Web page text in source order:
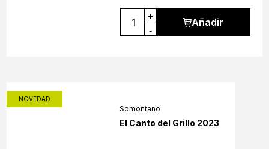
+
-
Añadir
NOVEDAD
Somontano
El Canto del Grillo 2023